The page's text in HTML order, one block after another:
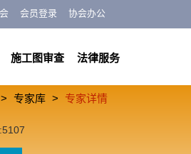
协会办公
会员登录
施工图审查 法律服务
专家库 专家详情